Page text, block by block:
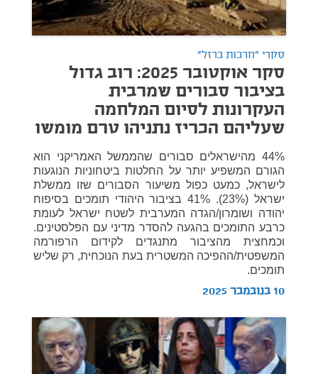
סקרי "חרבות ברזל"
סקר אוקטובר 2025: רוב גדול
בציבור סבורים שמרבית
העקרונות לסיום המלחמה
שעליהם הכריז נתניהו טרם מומשו
44% מהישראלים סבורים שהממשל האמריקני הוא
הגורם המשפיע יותר על החלטות ביטחוניות הנוגעות
לישראל, כמעט כפול משיעור הסבורים שזו ממשלת
ישראל (23%). 41% בציבור היהודי תומכים בסיפוח
יהודה ושומרון/הגדה המערבית לשטח ישראל לעומת
כרבע התומכים בהגעה להסדר מדיני עם הפלסטינים.
וכמחצית מהציבור מתנגדים לקידום הרפורמה
המשפטית/ההפיכה המשטרית בעת הנוכחית, רק שליש
תומכים.
10 בנובמבר 2025